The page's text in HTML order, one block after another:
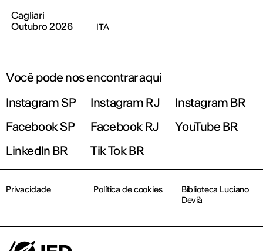
Cagliari
Outubro 2026
ITA
Você pode nos encontrar aqui
Instagram SP
Instagram RJ
Instagram BR
Facebook SP
Facebook RJ
YouTube BR
LinkedIn BR
Tik Tok BR
Privacidade Política de cookies
Biblioteca Luciano
Devià